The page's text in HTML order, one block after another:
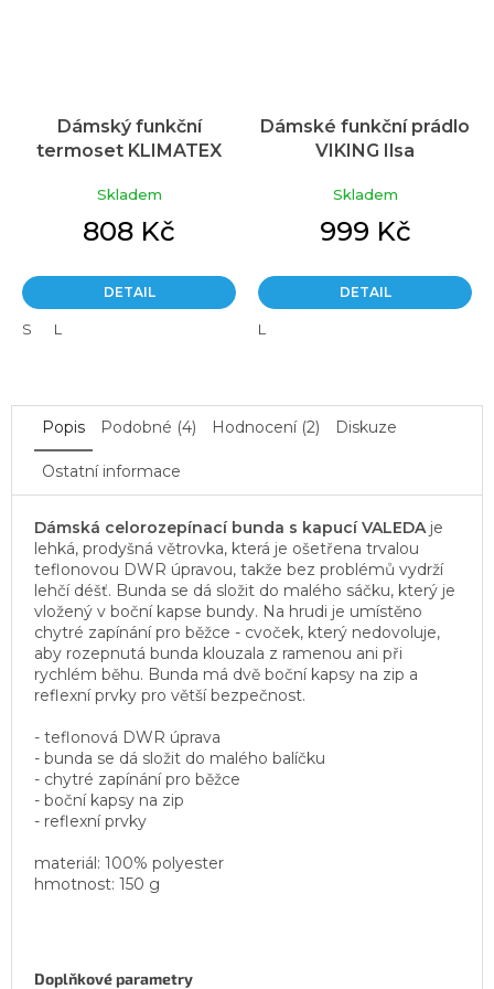
Dámský funkční
termoset KLIMATEX
Průměrné
produktu
je
5,0
5
hvězdiček.
Skladem
808 Kč
DETAIL
S L
Dámské funkční prádlo
VIKING Ilsa
Skladem
999 Kč
DETAIL
L
Popis Podobné (4) Hodnocení (2) Diskuze
Ostatní informace
Dámská celorozepínací bunda s kapucí VALEDA je
lehká, prodyšná větrovka, která je ošetřena trvalou
teflonovou DWR úpravou, takže bez problémů vydrží
lehčí déšť. Bunda se dá složit do malého sáčku, který je
vložený v boční kapse bundy. Na hrudi je umístěno
chytré zapínání pro běžce - cvoček, který nedovoluje,
aby rozepnutá bunda klouzala z ramenou ani při
rychlém běhu. Bunda má dvě boční kapsy na zip a
reflexní prvky pro větší bezpečnost.
- teflonová DWR úprava
- bunda se dá složit do malého balíčku
- chytré zapínání pro běžce
- boční kapsy na zip
- reflexní prvky
materiál: 100% polyester
hmotnost: 150 g
Doplňkové parametry